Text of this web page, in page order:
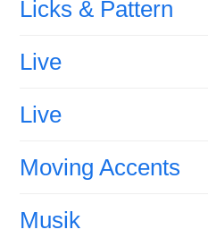
Licks & Pattern
Live
Live
Moving Accents
Musik